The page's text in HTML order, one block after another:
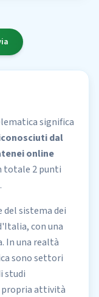
significa
dal
online
totale 2 punti
del sistema dei
con una
In una realtà
sono settori
studi
propria attività